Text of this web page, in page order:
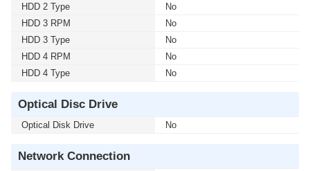
HDD 2 Type
No
HDD 3 RPM
No
HDD 3 Type
No
HDD 4 RPM
No
HDD 4 Type
No
Optical Disc Drive
Optical Disk Drive No
Network Connection